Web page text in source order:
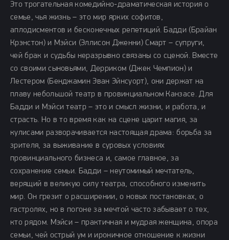
Это трогательная комедийно-драматическая история о
семье, чья жизнь – это мир ярких софитов,
аплодисментов и бесконечных репетиций. Бадди (Брайан
Крэнстон) и Мэйси (Эллисон Дженни) Смарт – супруги,
чей брак и судьбы неразрывно связаны со сценой. Вместе
со своими сыновьями, Дерриком (Джек Чемпион) и
Лестером (Бенджамин Эван Эйнсуорт), они держат на
плаву небольшой театр в провинциальном Канзасе. Для
Бадди и Мэйси театр – это и смысл жизни, и работа, и
страсть. Но в то время как на сцене царит магия, за
кулисами разворачивается настоящая драма: борьба за
зрителя, за выживание в суровых условиях
провинциального бизнеса и, самое главное, за
сохранение семьи. Бадди – неутомимый мечтатель,
верящий в великую силу театра, способного изменить
мир. Он грезит о расширении, о новых постановках, о
гастролях, но в погоне за мечтой часто забывает о тех,
кто рядом. Мэйси – практичная и мудрая женщина, опора
семьи, чей острый ум и ироничное отношение к жизни